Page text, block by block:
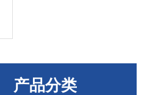
产品分类